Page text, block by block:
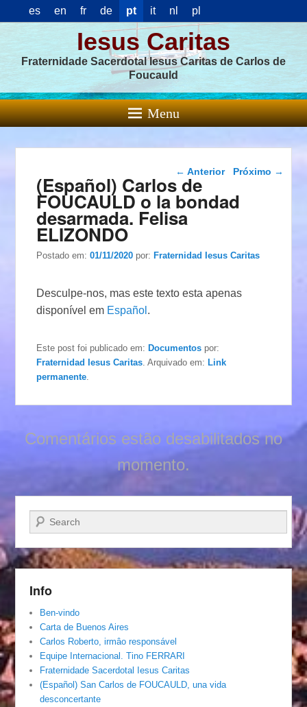
es en fr de pt it nl pl
Iesus Caritas
Fraternidade Sacerdotal Iesus Caritas de Carlos de
Foucauld
Menu
Navegação das
← Anterior Próximo →
(Español) Carlos de
FOUCAULD o la bondad
desarmada. Felisa
ELIZONDO
Postado em:01/11/2020 por:Fraternidad Iesus Caritas
Desculpe-nos, mas este texto esta apenas
disponível em Español .
Este post foi publicado em:Documentos por:
Fraternidad Iesus Caritas . Arquivado em:Link
permanente
Comentários estão desabilitados no
momento.
Pesquisar…
Info
Ben-vindo
Carta de Buenos Aires
Carlos Roberto, irmâo responsável
Equipe Internacional. Tino FERRARI
Fraternidade Sacerdotal Iesus Caritas
(Español) San Carlos de FOUCAULD, una vida
desconcertante